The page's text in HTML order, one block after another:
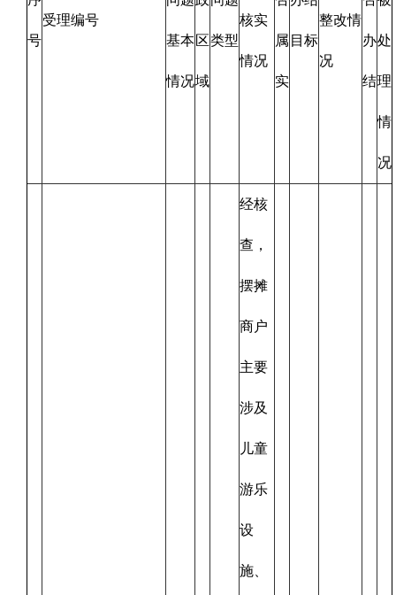
号
受理编号
基本
情况
区
域
类型
核实
情况
属
实
目标
整改情
况
办
结
处
理
情
况
经核
查，
摆摊
商户
主要
涉及
儿童
游乐
设
施、